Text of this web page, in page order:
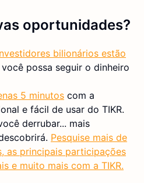
oportunidades?
bilionários estão
possa seguir o dinheiro
5 minutos com a
e fácil de usar do TIKR.
derrubar... mais
Pesquise mais de
as principais participações
e muito mais com a TIKR.